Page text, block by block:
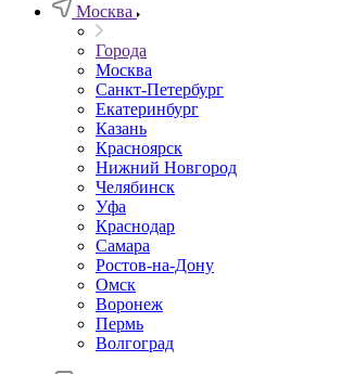
Москва
Города
Москва
Санкт-Петербург
Екатеринбург
Казань
Красноярск
Нижний Новгород
Челябинск
Уфа
Краснодар
Самара
Ростов-на-Дону
Омск
Воронеж
Пермь
Волгоград